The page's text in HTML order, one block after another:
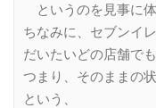
というのを見事に体
ちなみに、セブンイ
だいたいどの店舗で
つまり、そのままの
という、